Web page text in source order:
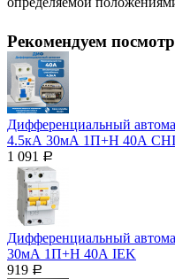
Рекомендуем
Дифференциальный
4.5кА 30мА 1П+H 40А
1 091
Р
Дифференциальный
30мА 1П+Н 40А IEK
919 Р